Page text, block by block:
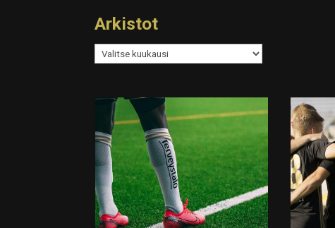
Arkistot
Arkistot